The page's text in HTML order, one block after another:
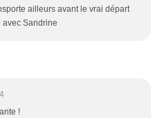
ailleurs avant le vrai départ
avec Sandrine
!